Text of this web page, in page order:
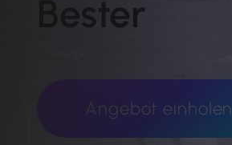
Bester
Angebot einholen